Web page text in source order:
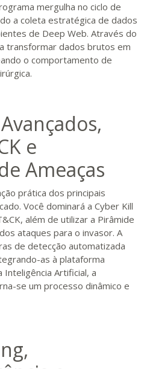
mergulha no ciclo de
a coleta estratégica de dados
de Deep Web. Através do
transformar dados brutos em
o comportamento de
e
Ameaças
prática dos principais
Você dominará a Cyber Kill
além de utilizar a Pirâmide
ataques para o invasor. A
de detecção automatizada
as à plataforma
Inteligência Artificial, a
se um processo dinâmico e